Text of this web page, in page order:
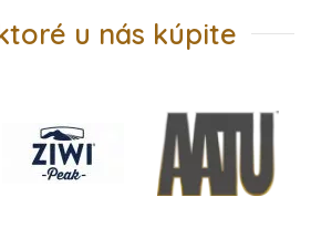
u nás kúpite